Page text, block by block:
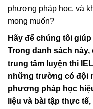
phương pháp học, và
mong muốn?
Hãy để chúng tôi
Trong danh sách
trung tâm luyện thi
những trường có đội
phương pháp học
liệu và bài tập thực